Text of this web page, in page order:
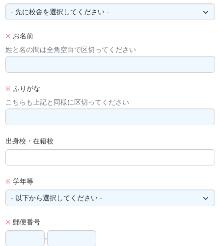
※ お名前
姓と名の間は全角空白で区切ってください
※ ふりがな
こちらも上記と同様に区切ってください
出身校・在籍校
※ 学年等
※ 郵便番号
-